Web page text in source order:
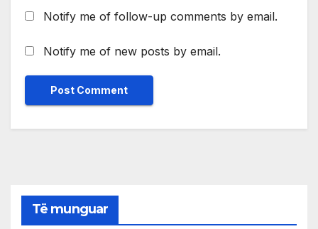
Notify me of follow-up comments by email.
Notify me of new posts by email.
Të munguar